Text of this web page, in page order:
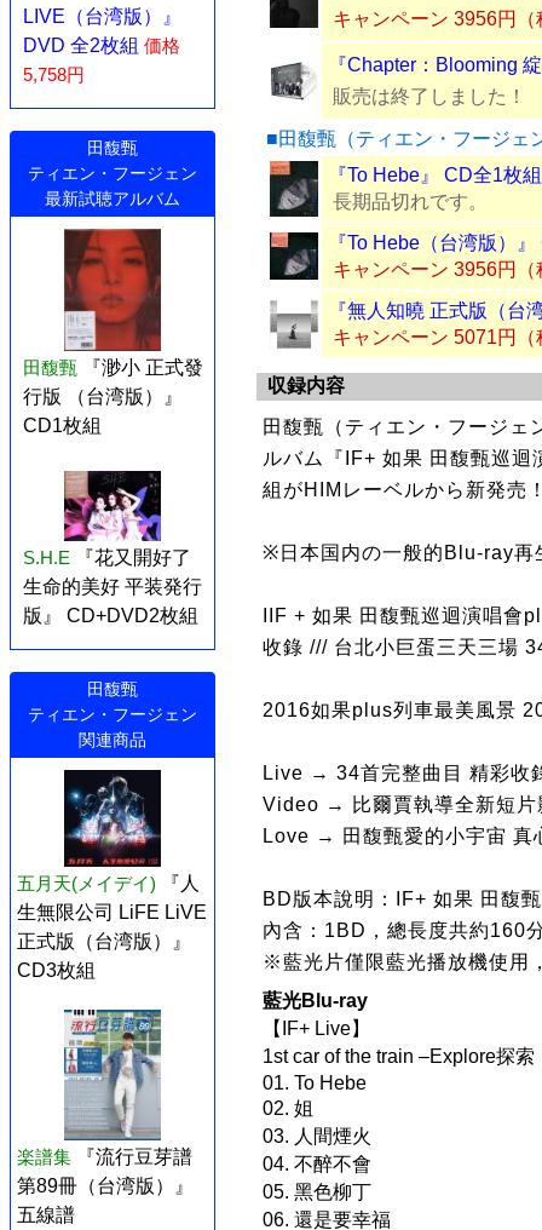
LIVE（台湾版）』
DVD 全2枚組 価格
5,758円
田馥甄
ティエン・フージェン
最新試聴アルバム
田馥甄
『渺小 正式發
行版 （台湾版）』
CD1枚組
S.H.E
『花又開好了
生命的美好 平装発行
版』 CD+DVD2枚組
田馥甄
ティエン・フージェン
関連商品
五月天(メイデイ)
『人
生無限公司 LiFE LiVE
正式版（台湾版）』
CD3枚組
楽譜集
『流行豆芽譜
第89冊（台湾版）』
五線譜
キャンペーン 3956円（
『Chapter：Blooming
販売は終了しました！
■田馥甄（ティエン・フージェ
『To Hebe』 CD全1枚組
長期品切れです。
『To Hebe（台湾版）
キャンペーン 3956円（
『無人知曉 正式版（台
キャンペーン 5071円（
収録内容
田馥甄（ティエン・フージ
ルバム『IF+ 如果 田馥甄巡
組がHIMレーベルから新発売
※日本国内の一般的Blu-ray再
IIF + 如果 田馥甄巡迴演唱會
收錄 /// 台北小巨蛋三天三場
2016如果plus列車最美風景
Live → 34首完整曲目 精彩收
Video → 比爾賈執導全新短片
Love → 田馥甄愛的小宇宙 真
BD版本說明：IF+ 如果 田馥
內含：1BD，總長度共約160
※藍光片僅限藍光播放機使用
藍光Blu-ray
【IF+ Live】
1st car of the train –Explore探索
01. To Hebe
02. 姐
03. 人間煙火
04. 不醉不會
05. 黑色柳丁
06. 還是要幸福